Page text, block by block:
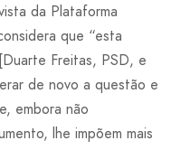
da Plataforma
que “esta
Freitas, PSD, e
de novo a questão e
embora não
lhe impõem mais